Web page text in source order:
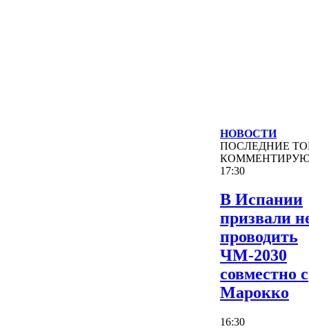
НОВОСТИ
ПОСЛЕДНИЕ
17:30
В Испании
призвали
проводить
ЧМ-2030
совместно с
Марокко
16:30